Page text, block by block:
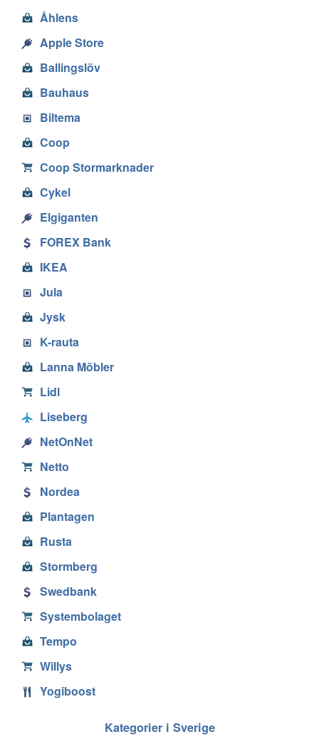
Åhlens
Apple Store
Ballingslöv
Bauhaus
Biltema
Coop
Coop Stormarknader
Cykel
Elgiganten
FOREX Bank
IKEA
Jula
Jysk
K-rauta
Lanna Möbler
Lidl
Liseberg
NetOnNet
Netto
Nordea
Plantagen
Rusta
Stormberg
Swedbank
Systembolaget
Tempo
Willys
Yogiboost
Kategorier i Sverige